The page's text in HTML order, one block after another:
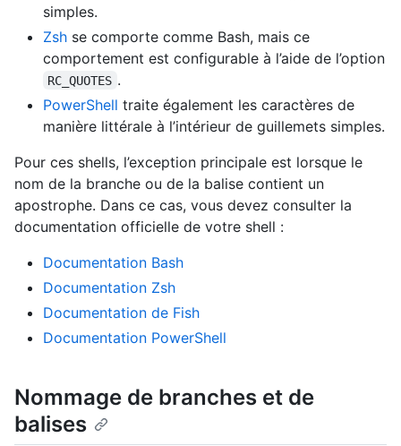
simples.
Zsh se comporte comme Bash, mais ce
comportement est configurable à l’aide de l’option
RC_QUOTES .
PowerShell traite également les caractères de
manière littérale à l’intérieur de guillemets simples.
Pour ces shells, l’exception principale est lorsque le
nom de la branche ou de la balise contient un
apostrophe. Dans ce cas, vous devez consulter la
documentation officielle de votre shell :
Documentation Bash
Documentation Zsh
Documentation de Fish
Documentation PowerShell
Nommage de branches et de
balises